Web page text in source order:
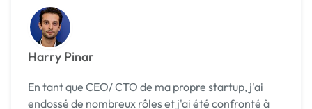
Harry Pinar
En tant que CEO/ CTO de ma propre startup, j'ai
endossé de nombreux rôles et j'ai été confronté à